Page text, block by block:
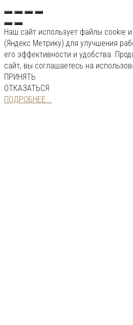
Наш сайт использует файлы cookie
(Яндекс Метрику) для улучшения
его эффективности и удобства.
сайт, вы соглашаетесь на
ПРИНЯТЬ
ОТКАЗАТЬСЯ
ПОДРОБНЕЕ...